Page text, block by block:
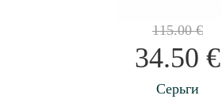
115.00€
34.50 €
Серьги